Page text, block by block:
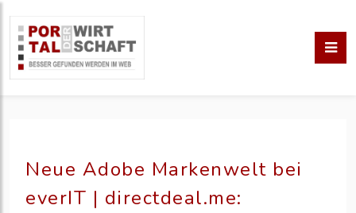
Neue Adobe Markenwelt bei
everIT | directdeal.me: